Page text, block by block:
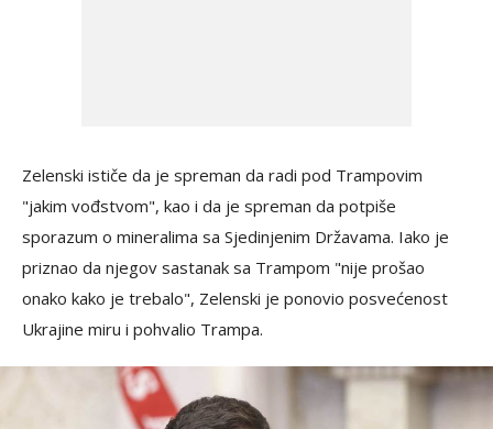
Zelenski ističe da je spreman da radi pod Trampovim
"jakim vođstvom", kao i da je spreman da potpiše
sporazum o mineralima sa Sjedinjenim Državama. Iako je
priznao da njegov sastanak sa Trampom "nije prošao
onako kako je trebalo", Zelenski je ponovio posvećenost
Ukrajine miru i pohvalio Trampa.